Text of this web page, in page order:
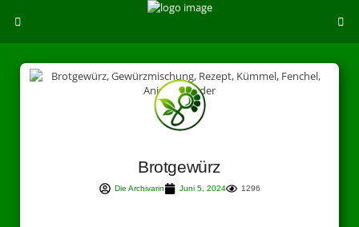
Brotgewürz
Die Archivarin Juni 5, 2024 1296